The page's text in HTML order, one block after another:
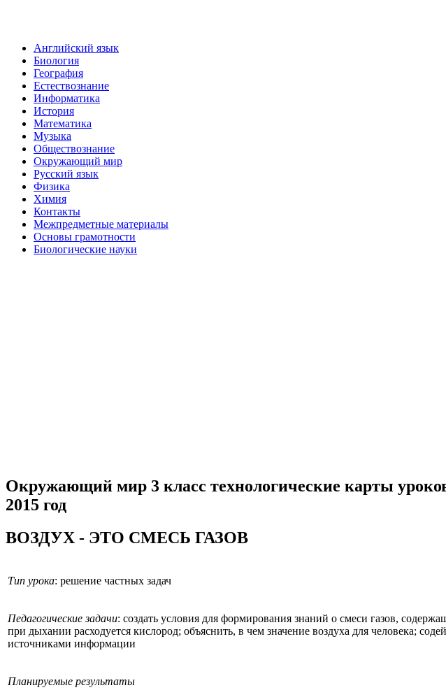
Английский язык
Биология
География
Естествознание
Информатика
История
Математика
Музыка
Обществознание
Окружающий мир
Русский язык
Физика
Химия
Контакты
Межпредметные материалы
Основы грамотности
Биологические науки
Окружающий мир 3 класс технологические карты
2015 год
ВОЗДУХ - ЭТО СМЕСЬ ГАЗОВ
Тип урока: решение частных задач
Педагогические задачи: создать условия для формирования знаний о смеси газов,
при дыхании расходуется кислород; объяснить, в чем значение воздуха для человека;
источниками информации
Планируемые результаты